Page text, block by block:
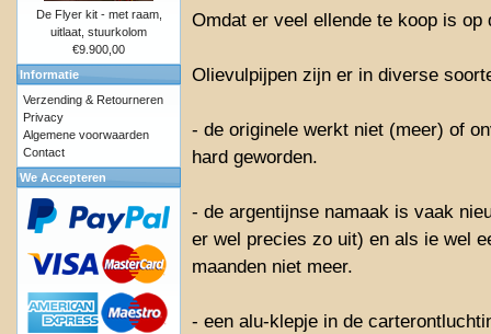
Omdat er veel ellende te koop is
Olievulpijpen zijn er in diverse
- de originele werkt niet (meer) of
hard geworden.
- de argentijnse namaak is vaak
er wel precies zo uit) en als ie wel
maanden niet meer.
- een alu-klepje in de
De Flyer kit - met raam,
uitlaat, stuurkolom
€9.900,00
Informatie
Verzending & Retourneren
Privacy
Algemene voorwaarden
Contact
We Accepteren